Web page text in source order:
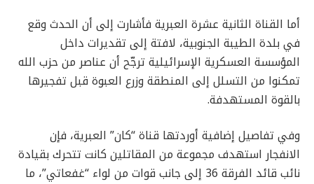
أما القناة الثانية عشرة العبرية فأشارت إلى أن الحدث وقع
في بلدة الطيبة الجنوبية، لافتة إلى تقديرات داخل
المؤسسة العسكرية الإسرائيلية ترجّح أن عناصر من حزب الله
تمكنوا من التسلل إلى المنطقة وزرع العبوة قبل تفجيرها
بالقوة المستهدفة.
وفي تفاصيل إضافية أوردتها قناة “كان” العبرية، فإن
الانفجار استهدف مجموعة من المقاتلين كانت تتحرك بقيادة
نائب قائد الفرقة 36 إلى جانب قوات من لواء “غفعاتي”، ما